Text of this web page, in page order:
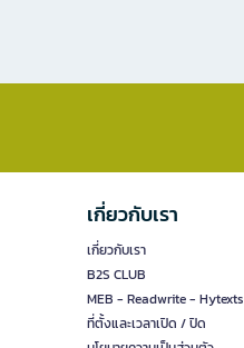
เกี่ยวกับเรา
เกี่ยวกับเรา
B2S CLUB
MEB - Readwrite - Hytexts
ที่ตั้งและเวลาเปิด / ปิด